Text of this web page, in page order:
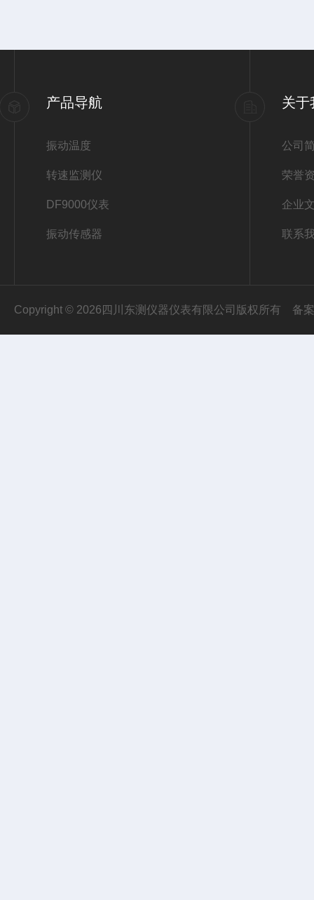
产品导航
振动温度
转速监测仪
DF9000仪表
振动传感器
关于
公司
荣誉
企业
联系
Copyright © 2026四川东测仪器仪表有限公司版权所有 备